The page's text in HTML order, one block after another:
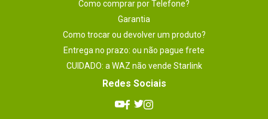
Como comprar por Telefone?
Garantia
Como trocar ou devolver um produto?
Entrega no prazo: ou não pague frete
CUIDADO: a WAZ não vende Starlink
Redes Sociais